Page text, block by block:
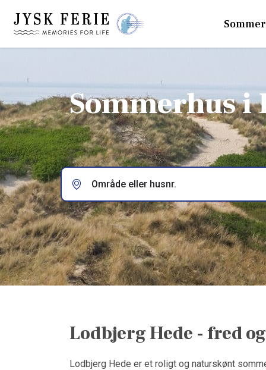
Sommerhus i
Område eller husnr.
Lodbjerg Hede - fred
Lodbjerg Hede er et roligt og naturskønt